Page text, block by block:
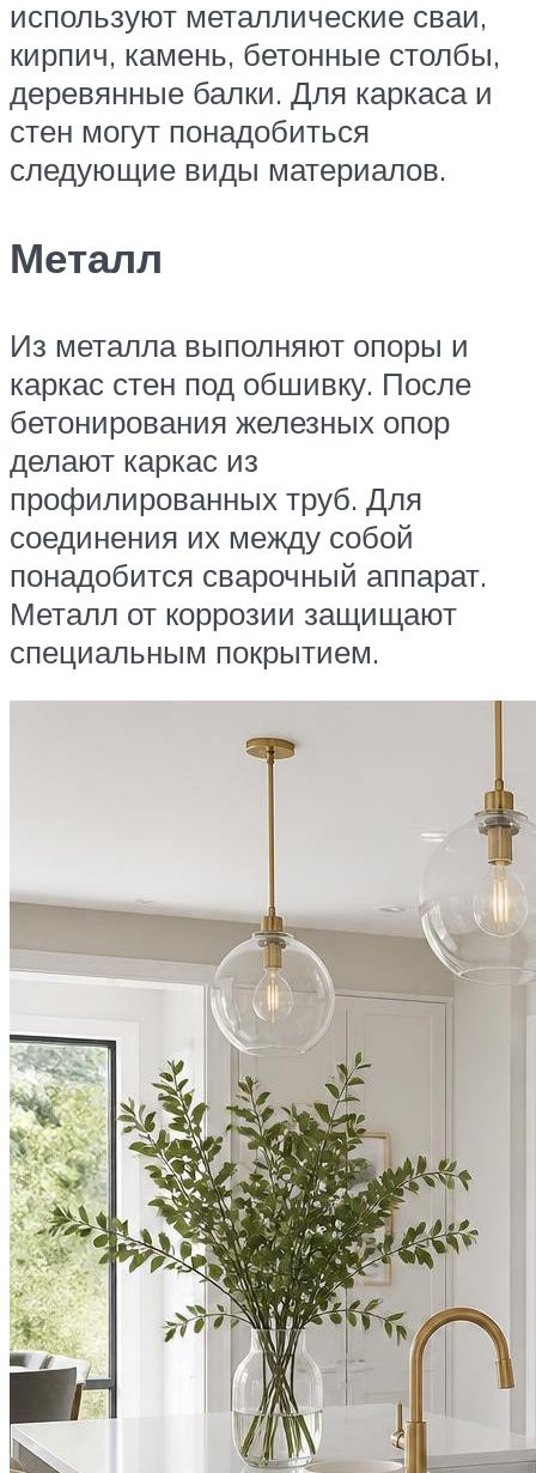
используют металлические сваи,
кирпич, камень, бетонные столбы,
деревянные балки. Для каркаса и
стен могут понадобиться
следующие виды материалов.
Металл
Из металла выполняют опоры и
каркас стен под обшивку. После
бетонирования железных опор
делают каркас из
профилированных труб. Для
соединения их между собой
понадобится сварочный аппарат.
Металл от коррозии защищают
специальным покрытием.